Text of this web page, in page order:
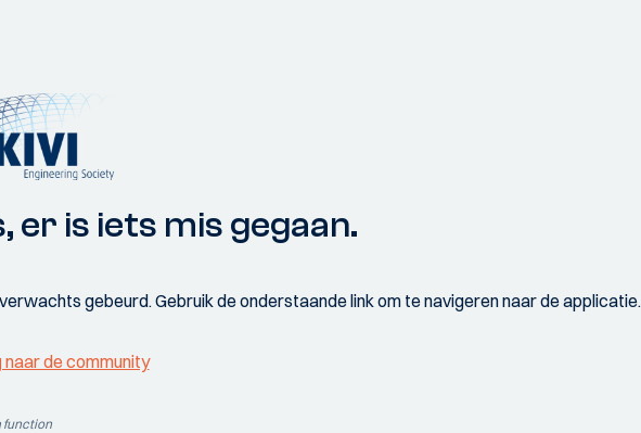
er is iets mis gegaan.
gebeurd. Gebruik de onderstaande link om te navigeren naar de applicatie.
naar de community
function